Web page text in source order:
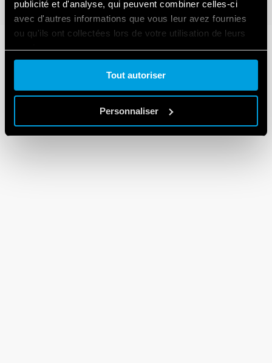
publicité et d'analyse, qui peuvent combiner celles-ci
avec d'autres informations que vous leur avez fournies
ou qu'ils ont collectées lors de votre utilisation de leurs
services.
Tout autoriser
Personnaliser